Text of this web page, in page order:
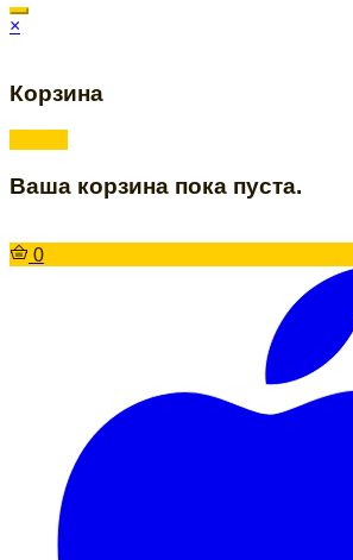
×
Корзина
Ваша корзина пока пуста.
0